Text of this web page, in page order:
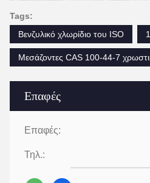
Επαφές
Επαφές:
Τηλ.:
Tags:
Βενζυλικό χλωρίδιο του ISO
Μεσάζοντες CAS 100-44-7